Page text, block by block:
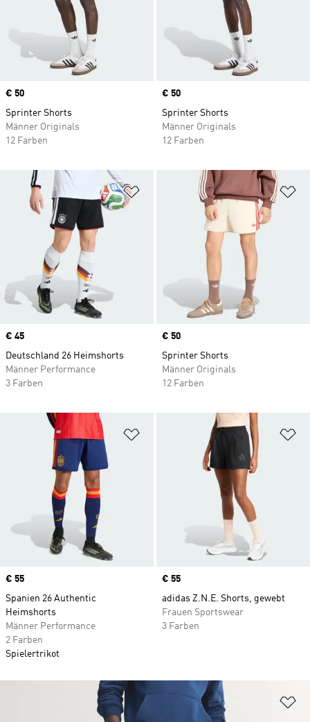
Price
€ 50
Sprinter Shorts
Männer Originals
12 Farben
Price
€ 50
Sprinter Shorts
Männer Originals
12 Farben
Zur Wunschliste hinzufügen
Price
€ 45
Deutschland 26 Heimshorts
Männer Performance
3 Farben
Price
€ 50
Sprinter Shorts
Männer Originals
12 Farben
Zur Wunschliste hinzufügen
Price
€ 55
Spanien 26 Authentic
Heimshorts
Männer Performance
2 Farben
Spielertrikot
Price
€ 55
adidas Z.N.E. Shorts, gewebt
Frauen Sportswear
3 Farben